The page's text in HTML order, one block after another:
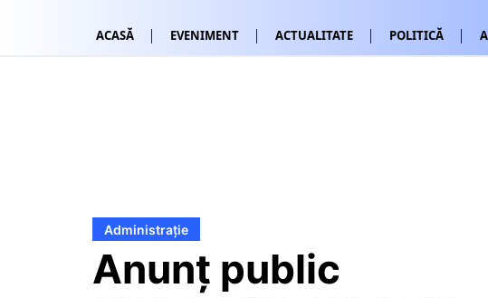
ACASĂ EVENIMENT ACTUALITATE POLITICĂ
Administrație
Anunț public